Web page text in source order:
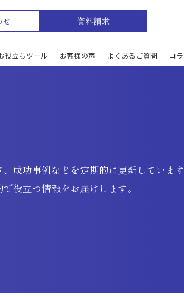
せ 資料請求
役立ちツール お客様の声 よくあるご質問 コ
成功事例などを定期的に更新しています
役立つ情報をお届けします。